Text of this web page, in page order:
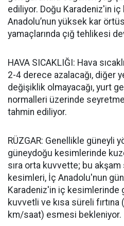
ediliyor. Doğu Karadeniz'in
Anadolu’nun yüksek kar
yamaçlarında çığ tehlikesi
HAVA SICAKLIĞI: Hava
2-4 derece azalacağı, diğer
değişiklik olmayacağı, yurt
normalleri üzerinde
tahmin ediliyor.
RÜZGAR: Genellikle güneyli
güneydoğu kesimlerinde
sıra orta kuvvette; bu
kesimleri, İç Anadolu'nun
Karadeniz'in iç kesimlerinde
kuvvetli ve kısa süreli fırtına
km/saat) esmesi bekleniyor.